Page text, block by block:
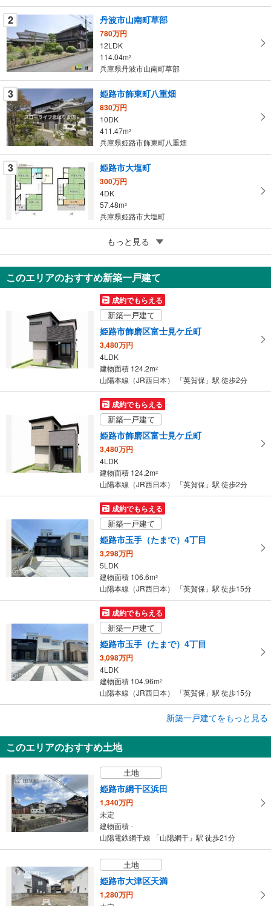
件
を
マ
イ
ペ
ー
ジ
に
保
存
す
る
2 丹波市山南町草部
780万円
12LDK
114.04m2
兵庫県丹波市山南町草部
3 姫路市飾東町八重畑
830万円
10DK
411.47m2
兵庫県姫路市飾東町八重畑
3 姫路市大塩町
300万円
4DK
57.48m2
兵庫県姫路市大塩町
姫路市山田町南山田
300万円
9DK
104.13m2
兵庫県姫路市山田町南山田
もっと見る
このエリアのおすすめ新築一戸建て
成約でもらえる
新築一戸建て
姫路市飾磨区富士見ケ丘町
3,480万円
4LDK
建物面積 124.2m2
山陽本線（JR西日本） 「英賀保」駅 徒歩2分
成約でもらえる
新築一戸建て
姫路市飾磨区富士見ケ丘町
3,480万円
4LDK
建物面積 124.2m2
山陽本線（JR西日本） 「英賀保」駅 徒歩2分
成約でもらえる
新築一戸建て
姫路市玉手（たまで）4丁目
3,298万円
5LDK
建物面積 106.6m2
山陽本線（JR西日本） 「英賀保」駅 徒歩15分
成約でもらえる
新築一戸建て
姫路市玉手（たまで）4丁目
3,098万円
4LDK
建物面積 104.96m2
山陽本線（JR西日本） 「英賀保」駅 徒歩15分
姫路市広畑区才
2,580万円
建物面積 106.4m
新築一戸建てをもっと見る
このエリアのおすすめ土地
土地
姫路市網干区浜田
1,340万円
未定
建物面積 -
山陽電鉄網干線 「山陽網干」駅 徒歩21分
土地
姫路市大津区天満
1,280万円